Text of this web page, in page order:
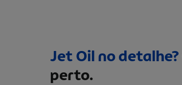
Jet Oil no detalhe?
perto.